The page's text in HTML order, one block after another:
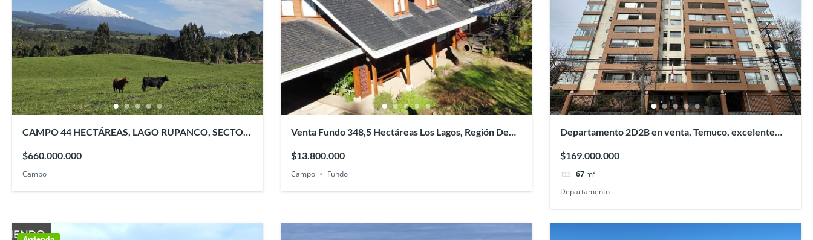
CAMPO 44 HECTÁREAS, LAGO RUPANCO, SECTOR
$660.000.000
Campo
Venta Fundo 348,5 Hectáreas Los Lagos, Región De
$13.800.000
Campo Fundo
Departamento 2D2B en venta, Temuco, excelente
$169.000.000
67 m²
Departamento